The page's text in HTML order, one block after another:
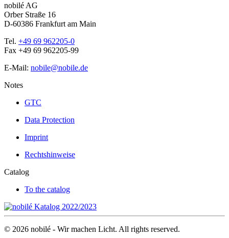
nobilé AG
Orber Straße 16
D-60386 Frankfurt am Main
Tel. +49 69 962205-0
Fax +49 69 962205-99
E-Mail: nobile@nobile.de
Notes
GTC
Data Protection
Imprint
Rechtshinweise
Catalog
To the catalog
© 2026 nobilé - Wir machen Licht. All rights reserved.